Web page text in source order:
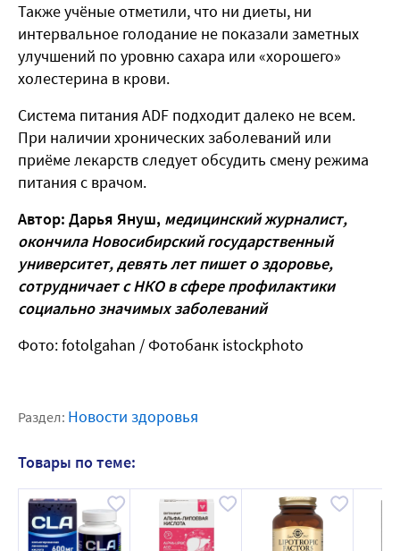
Также учёные отметили, что ни диеты, ни
интервальное голодание не показали заметных
улучшений по уровню сахара или «хорошего»
холестерина в крови.
Система питания ADF подходит далеко не всем.
При наличии хронических заболеваний или
приёме лекарств следует обсудить смену режима
питания с врачом.
Автор: Дарья Януш, медицинский журналист,
окончила Новосибирский государственный
университет, девять лет пишет о здоровье,
сотрудничает с НКО в сфере профилактики
социально значимых заболеваний
Фото: fotolgahan / Фотобанк istockphoto
Раздел: Новости здоровья
Товары по теме: